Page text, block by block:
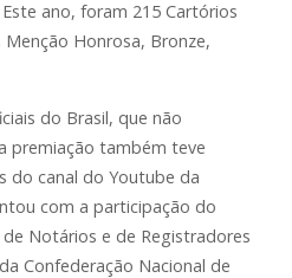
ano, foram 215 Cartórios
Honrosa, Bronze,
do Brasil, que não
premiação também teve
do canal do Youtube da
com a participação do
Notários e de Registradores
Confederação Nacional de